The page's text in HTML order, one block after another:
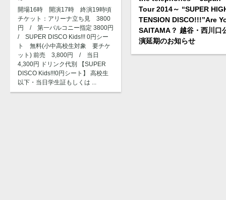
開場16時 開演17時 終演19時頃
チケット：アリーナ立ち見 3800
円 / 第一バルコニー指定 3800円
/ SUPER DISCO Kids!!! 0円シー
ト 無料(小中高校生対象 要チケ
ット) 前売 3,800円 / 当日
4,300円 ドリンク代別 【SUPER
DISCO Kids!!!0円シート】 高校生
以下・当日学生証もしくは ...
Tour 2014～ “SUPER
TENSION DISCO!!!”Are
SAITAMA？ 越谷・西川口
演延期のお知らせ